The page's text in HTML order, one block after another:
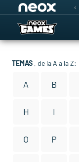
TEMAS , de la A a la Z:
A B
H I
O P